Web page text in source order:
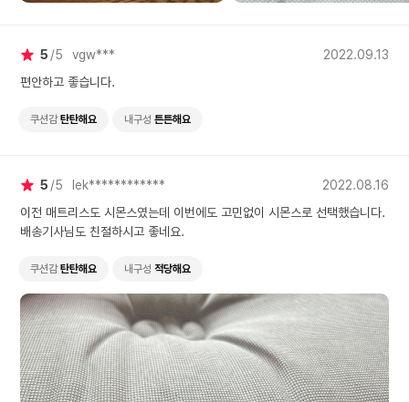
5 5 vgw***
2022.09.13
편안하고 좋습니다.
쿠션감 탄탄해요 내구성 튼튼해요
5 5 lek************
2022.08.16
이전 매트리스도 시몬스였는데 이번에도 고민없이 시몬스로 선택했습니다.
배송기사님도 친절하시고 좋네요.
쿠션감 탄탄해요 내구성 적당해요